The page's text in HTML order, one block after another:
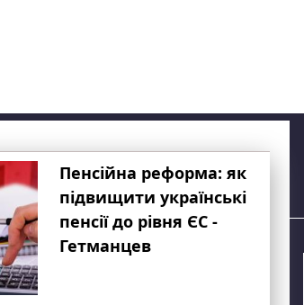
Пенсійна реформа: як
підвищити українські
пенсії до рівня ЄС -
Гетманцев